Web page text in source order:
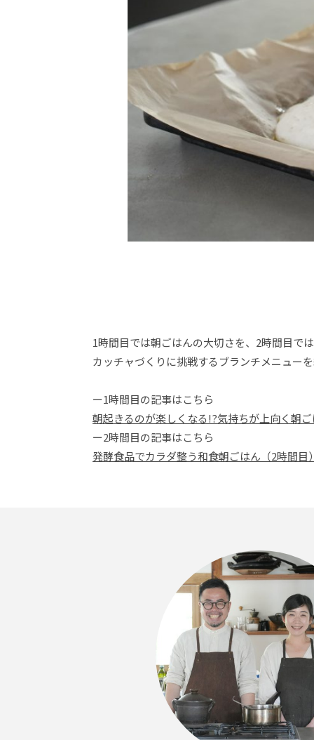
1時間目では朝ごはんの大切さを、2時間目で
カッチャづくりに挑戦するブランチメニュー
ー1時間目の記事はこちら
朝起きるのが楽しくなる!?気持ちが上向く朝
ー2時間目の記事はこちら
発酵食品でカラダ整う和食朝ごはん（2時間目